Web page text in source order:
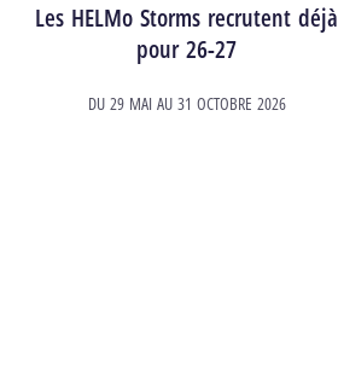
Les HELMo Storms recrutent déjà
pour 26-27
DU 29 MAI AU 31 OCTOBRE 2026